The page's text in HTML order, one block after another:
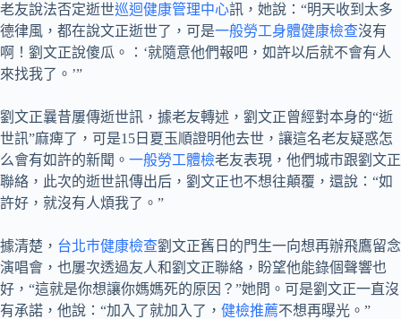
老友說法否定逝世巡迴健康管理中心訊，她說：“明天收到太多
德律風，都在說文正逝世了，可是一般勞工身體健康檢查沒有
啊！劉文正說傻瓜。：‘就隨意他們報吧，如許以后就不會有人
來找我了。’”
劉文正曩昔屢傳逝世訊，據老友轉述，劉文正曾經對本身的“逝
世訊”麻痺了，可是15日夏玉順證明他去世，讓這名老友疑惑怎
么會有如許的新聞。 一般勞工體檢老友表現，他們城市跟劉文正
聯絡，此次的逝世訊傳出后，劉文正也不想往顛覆，還說：“如
許好，就沒有人煩我了。”
據清楚， 台北巿健康檢查劉文正舊日的門生一向想再辦飛鷹留念
演唱會，也屢次透過友人和劉文正聯絡，盼望他能錄個聲響也
好，“這就是你想讓你媽媽死的原因？”她問。可是劉文正一直沒
有承諾，他說：“加入了就加入了， 健檢推薦不想再曝光。”